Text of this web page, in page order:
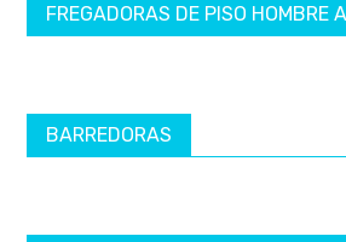
FREGADORAS DE PISO HOMBRE
BARREDORAS